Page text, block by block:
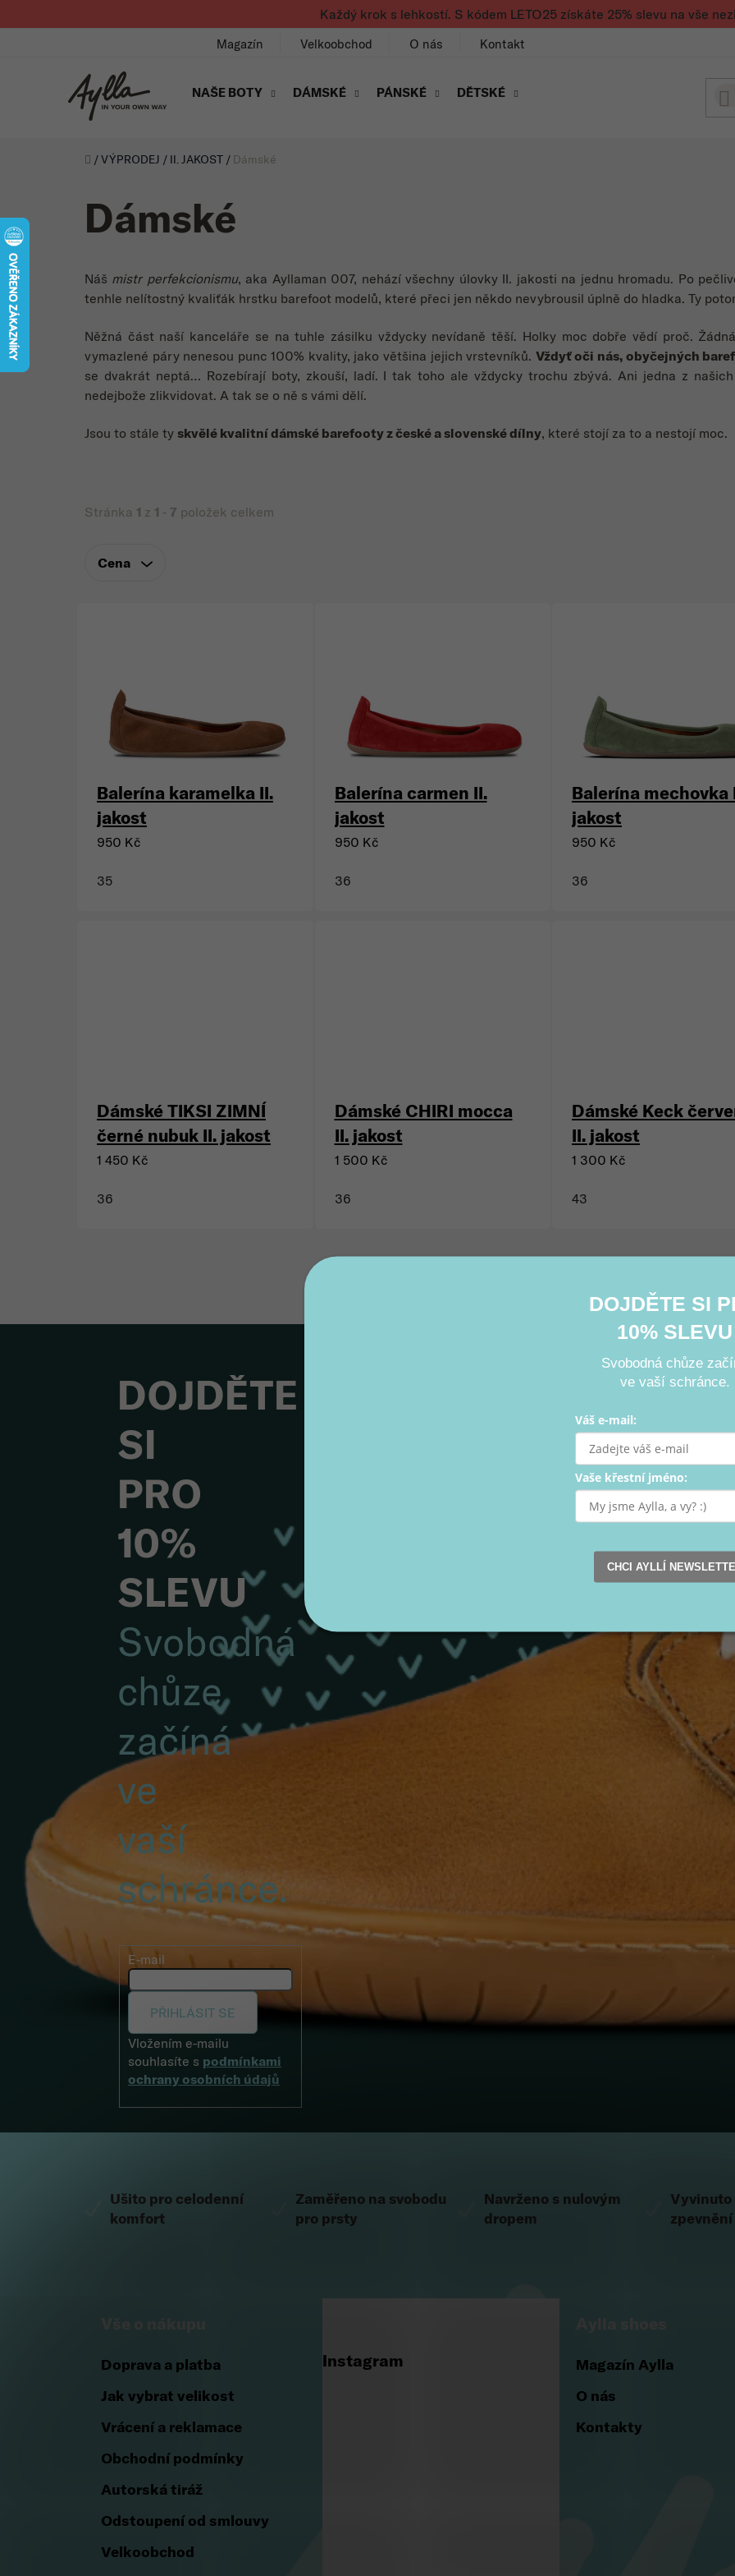
Každý krok s lehkostí. S kódem LETO25 získáte 25% slevu na vše
Magazín Velkoobchod O nás Kontakt
NAŠE BOTY DÁMSKÉ PÁNSKÉ DĚTSKÉ
Úvod
/VÝPRODEJ / II. JAKOST / Dámské
Dámské
Náš mistr perfekcionismu, aka Ayllaman 007, nehází všechny úlovky II. jakosti na jednu hromadu. Po
tenhle nelítostný kvaliťák hrstku barefoot modelů, které přeci jen někdo nevybrousil úplně do hladka. Ty
Něžná část naší kanceláře se na tuhle zásilku vždycky nevídaně těší. Holky moc dobře vědí proč.
vymazlené páry nenesou punc 100% kvality, jako většina jejich vrstevníků. Vždyť oči nás, obyčejných
se dvakrát neptá… Rozebírají boty, zkouší, ladí. I tak toho ale vždycky trochu zbývá. Ani jedna z
nedejbože zlikvidovat. A tak se o ně s vámi dělí.
Jsou to stále ty skvělé kvalitní dámské barefooty z české a slovenské dílny, které stojí za to a nestojí moc.
Stránka 1 z 1 - 7 položek celkem
Cena
Balerína karamelka II.
jakost
950 Kč
35
Balerína carmen II.
jakost
950 Kč
36
Balerína mechovka
jakost
950 Kč
36
Dámské TIKSI ZIMNÍ
černé nubuk II. jakost
1 450 Kč
36
Dámské CHIRI mocca
II. jakost
1 500 Kč
36
Dámské Keck
II. jakost
1 300 Kč
43
Ovládací prvky výpisu
DOJDĚTE
SI
PRO
10%
SLEVU
Svobodná
chůze
začíná
ve
vaší
schránce.
E-mail
PŘIHLÁSIT SE
Vložením e-mailu
souhlasíte s podmínkami
ochrany osobních údajů
Ušito pro celodenní
komfort
Zaměřeno na svobodu
pro prsty
Navrženo s nulovým
dropem
Vyvinuto
Doprava a platba
Jak vybrat velikost
Vrácení a reklamace
Obchodní podmínky
Autorská tiráž
Odstoupení od smlouvy
Velkoobchod
Instagram
Magazín Aylla
O nás
Kontakty
DOJDĚTE SI
10% SLEVU
Svobodná chůze
ve vaší schránce.
Váš e-mail:
Vaše křestní jméno:
CHCI AYLLÍ